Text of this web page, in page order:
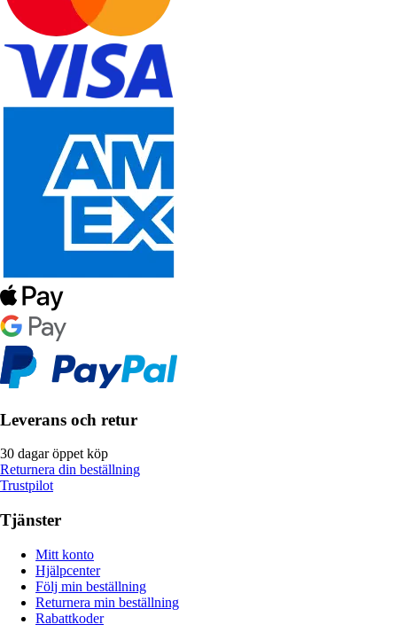
Leverans och retur
30 dagar öppet köp
Returnera din beställning
Trustpilot
Tjänster
Mitt konto
Hjälpcenter
Följ min beställning
Returnera min beställning
Rabattkoder